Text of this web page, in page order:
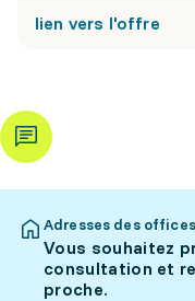
lien vers l'offre
Adresses des
Vous souhaitez
consultation et
proche.